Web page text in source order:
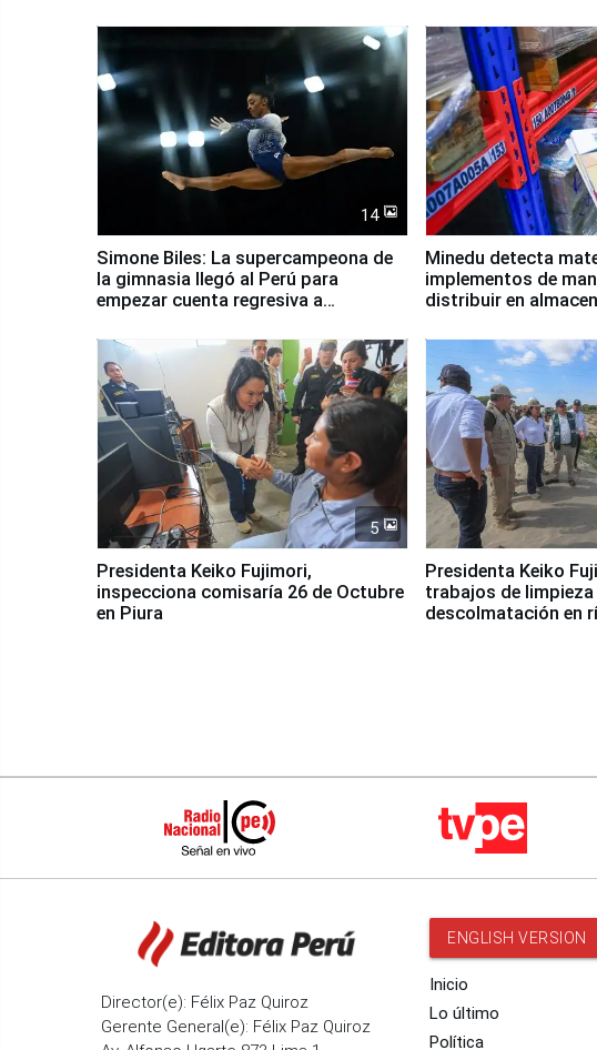
14
Simone Biles: La supercampeona de
la gimnasia llegó al Perú para
empezar cuenta regresiva a
Minedu detecta
implementos de
distribuir en
5
Presidenta Keiko Fujimori,
inspecciona comisaría 26 de Octubre
en Piura
Presidenta Keiko
trabajos de limpieza
descolmatación en
Director(e): Félix Paz Quiroz
Gerente General(e): Félix Paz Quiroz
ENGLISH VERSION
Inicio
Lo último
Política